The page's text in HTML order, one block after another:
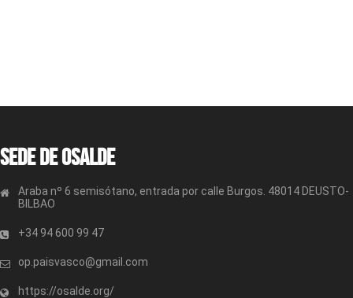
Sede de OSALDE
Araba nº 6 semisótano, entrada por calle Burgos. 48014 DEUSTO-
BILBAO
+34 94 600 99 47
op.paisvasco@gmail.com
https://osalde.org/